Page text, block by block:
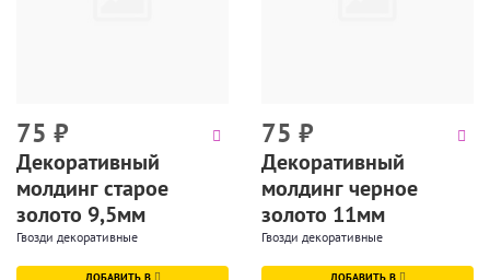
75 ₽
Декоративный
молдинг старое
золото 9,5мм
Гвозди декоративные
75 ₽
Декоративный
молдинг черное
золото 11мм
Гвозди декоративные